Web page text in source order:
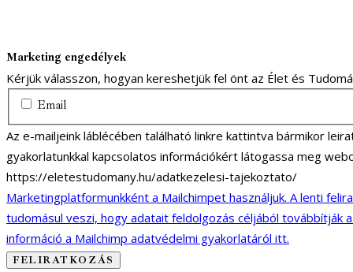
Marketing engedélyek
Kérjük válasszon, hogyan kereshetjük fel önt az Élet és
Email
Az e-mailjeink láblécében található linkre kattintva bármikor
gyakorlatunkkal kapcsolatos információkért látogassa meg
https://eletestudomany.hu/adatkezelesi-tajekoztato/
Marketingplatformunkként a Mailchimpet használjuk. A lenti
tudomásul veszi, hogy adatait feldolgozás céljából továbbítják
információ a Mailchimp adatvédelmi gyakorlatáról itt.